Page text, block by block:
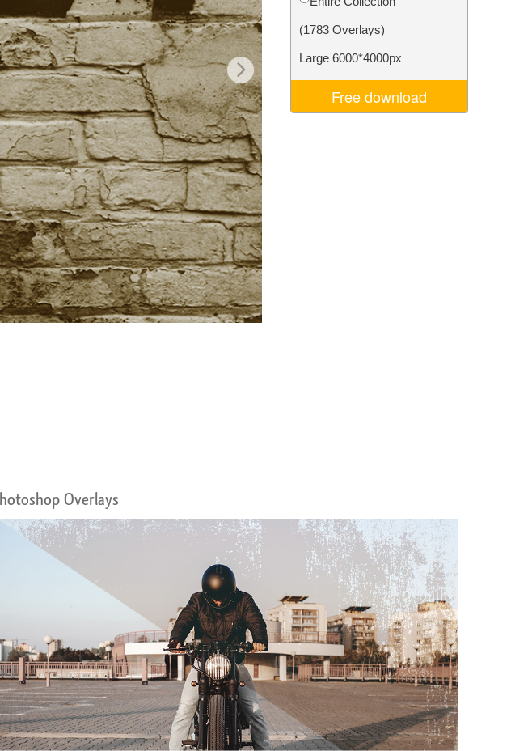
Δεδομένα Εκπαίδευσης AI Video Editing Services
(1783 Overlays)
Large 6000*4000px
Free download
Overlays